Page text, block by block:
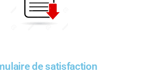
de satisfaction